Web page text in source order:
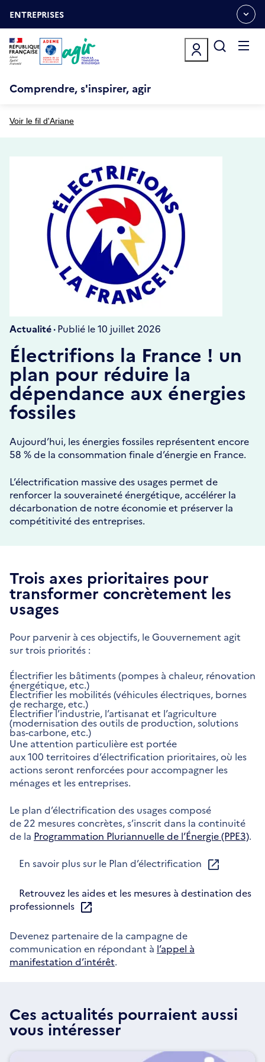
auOUVRIR
LE
MENU
ESPACE
ENTREPRISES
Comprendre, s'inspirer, agir
Voir le fil d'Ariane
Actualité ·Publié le 10 juillet 2026
Électrifions la France ! un
plan pour réduire la
dépendance aux énergies
fossiles
Aujourd’hui, les énergies fossiles représentent encore
58 % de la consommation finale d’énergie en France.
L’électrification massive des usages permet de
renforcer la souveraineté énergétique, accélérer la
décarbonation de notre économie et préserver la
compétitivité des entreprises.
Trois axes prioritaires pour
transformer concrètement les
usages
Pour parvenir à ces objectifs, le Gouvernement agit
sur trois priorités :
Électrifier les bâtiments (pompes à chaleur, rénovation
énergétique, etc.)
Électrifier les mobilités (véhicules électriques, bornes
de recharge, etc.)
Électrifier l’industrie, l’artisanat et l’agriculture
(modernisation des outils de production, solutions
bas-carbone, etc.)
Une attention particulière est portée
aux 100 territoires d’électrification prioritaires, où les
actions seront renforcées pour accompagner les
ménages et les entreprises.
Le plan d’électrification des usages composé
de 22 mesures concrètes, s’inscrit dans la continuité
de la Programmation Pluriannuelle de l’Énergie (PPE3).
En savoir plus sur le Plan d’électrification
Retrouvez les aides et les mesures à destination des
professionnels
Devenez partenaire de la campagne de
communication en répondant à l’appel à
manifestation d’intérêt.
Ces actualités pourraient aussi
vous intéresser